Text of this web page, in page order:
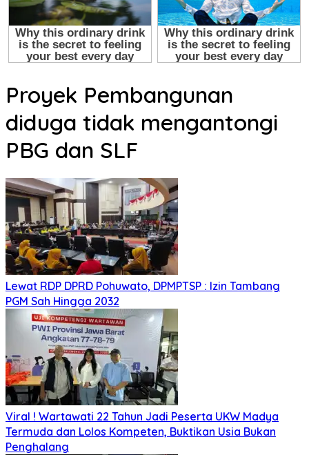
Proyek Pembangunan
diduga tidak mengantongi
PBG dan SLF
Lewat RDP DPRD Pohuwato, DPMPTSP : Izin Tambang
PGM Sah Hingga 2032
Viral ! Wartawati 22 Tahun Jadi Peserta UKW Madya
Termuda dan Lolos Kompeten, Buktikan Usia Bukan
Penghalang